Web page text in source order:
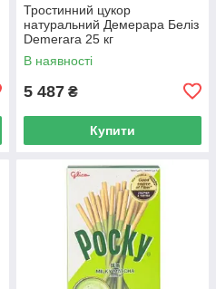
Тростинний цукор
натуральний Демерара Беліз
Demerara 25 кг
В наявності
5 487 ₴
Купити